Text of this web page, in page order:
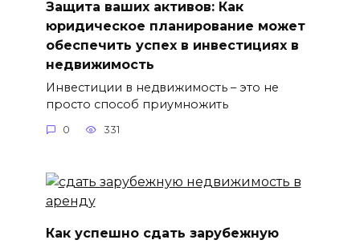
Защита ваших активов: Как
юридическое планирование может
обеспечить успех в инвестициях в
недвижимость
Инвестиции в недвижимость – это не
просто способ приумножить
0 331
Как успешно сдать зарубежную